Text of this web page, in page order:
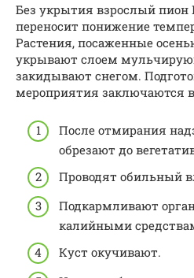
Без укрытия взрослый
переносит понижение
Растения, посаженные
укрывают слоем
закидывают снегом.
мероприятия заключаются
После отмирания
обрезают до
Проводят обильный
Подкармливают
калийными
Куст окучивают.